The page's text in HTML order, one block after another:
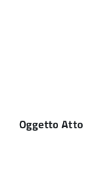
Oggetto Atto